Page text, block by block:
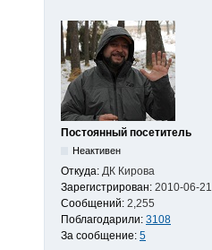
Постоянный посетитель
Неактивен
Откуда: ДК Кирова
Зарегистрирован: 2010-06-21
Сообщений: 2,255
Поблагодарили: 3108
За сообщение: 5